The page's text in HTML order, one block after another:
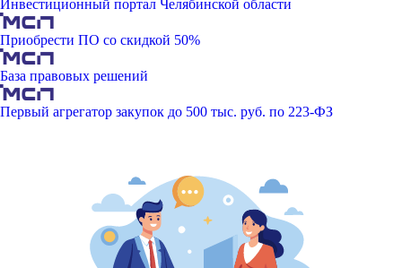
Инвестиционный портал Челябинской области
Приобрести ПО со скидкой 50%
База правовых решений
Первый агрегатор закупок до 500 тыс. руб. по 223-ФЗ